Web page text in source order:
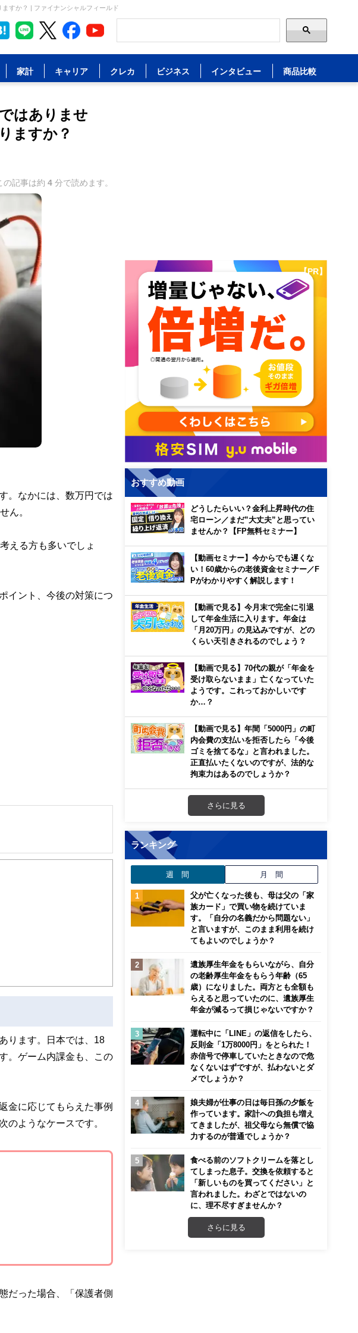
すか？ | ファイナンシャルフィールド
家計 キャリア クレカ ビジネス インタビュー 商品比較
はありませ
ますか？
の記事は約 4 分で読めます。
。なかには、数万円では
ん。
える方も多いでしょ
イント、今後の対策につ
金の知識がない方でも理解でき
アドバイザー、DCプランナ
を執筆者・監修者として迎
ります。日本では、18
。ゲーム内課金も、この
金に応じてもらえた事例
のようなケースです。
だった場合、「保護者側
【PR】
おすすめ動画
どうしたらいい？金利上昇時代の住
宅ローン／まだ”大丈夫”と思ってい
ませんか？【FP無料セミナー】
【動画セミナー】今からでも遅くな
い！60歳からの老後資金セミナー／F
Pがわかりやすく解説します！
【動画で見る】今月末で完全に引退
して年金生活に入ります。年金は
「月20万円」の見込みですが、どの
くらい天引きされるのでしょう？
【動画で見る】70代の親が「年金を
受け取らないまま」亡くなっていた
ようです。これっておかしいです
か…？
【動画で見る】年間「5000円」の町
内会費の支払いを拒否したら「今後
ゴミを捨てるな」と言われました。
正直払いたくないのですが、法的な
拘束力はあるのでしょうか？
さらに見る
ランキング
週 間 月 間
父が亡くなった後も、母は父の「家
族カード」で買い物を続けていま
す。「自分の名義だから問題ない」
と言いますが、このまま利用を続け
てもよいのでしょうか？
遺族厚生年金をもらいながら、自分
の老齢厚生年金をもらう年齢（65
歳）になりました。両方とも全額も
らえると思っていたのに、遺族厚生
年金が減るって損じゃないですか？
運転中に「LINE」の返信をしたら、
反則金「1万8000円」をとられた！
赤信号で停車していたときなので危
なくないはずですが、払わないとダ
メでしょうか？
娘夫婦が仕事の日は毎日孫の夕飯を
作っています。家計への負担も増え
てきましたが、祖父母なら無償で協
力するのが普通でしょうか？
食べる前のソフトクリームを落とし
てしまった息子。交換を依頼すると
「新しいものを買ってください」と
言われました。わざとではないの
に、理不尽すぎませんか？
さらに見る